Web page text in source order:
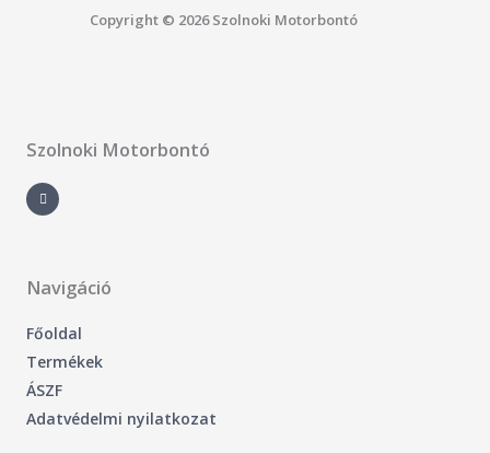
Copyright © 2026 Szolnoki Motorbontó
Szolnoki Motorbontó
a
c
e
-
f
Navigáció
Főoldal
Termékek
ÁSZF
Adatvédelmi nyilatkozat